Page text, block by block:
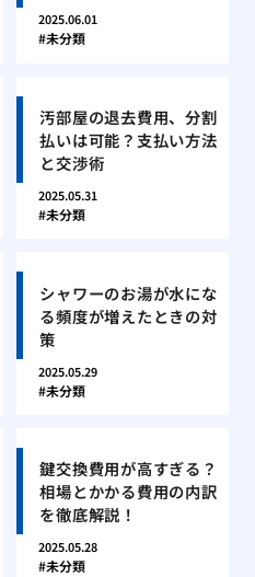
2025.06.01
未分類
汚部屋の退去費用、分割
払いは可能？支払い方法
と交渉術
2025.05.31
未分類
シャワーのお湯が水にな
る頻度が増えたときの対
策
2025.05.29
未分類
鍵交換費用が高すぎる？
相場とかかる費用の内訳
を徹底解説！
2025.05.28
未分類